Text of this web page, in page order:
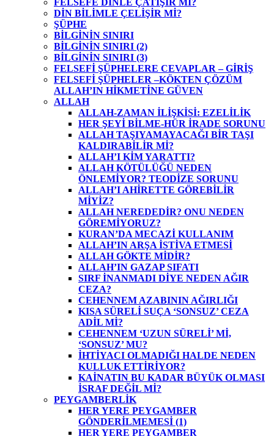
FELSEFE DİNLE ÇATIŞIR MI?
DİN BİLİMLE ÇELİŞİR Mİ?
ŞÜPHE
BİLGİNİN SINIRI
BİLGİNİN SINIRI (2)
BİLGİNİN SINIRI (3)
FELSEFİ ŞÜPHELERE CEVAPLAR – GİRİŞ
FELSEFİ ŞÜPHELER –KÖKTEN ÇÖZÜM
ALLAH’IN HİKMETİNE GÜVEN
ALLAH
ALLAH-ZAMAN İLİŞKİSİ: EZELİLİK
HER ŞEYİ BİLME-HÜR İRADE SORUNU
ALLAH TAŞIYAMAYACAĞI BİR TAŞI
KALDIRABİLİR Mİ?
ALLAH’I KİM YARATTI?
ALLAH KÖTÜLÜĞÜ NEDEN
ÖNLEMİYOR? TEODİZE SORUNU
ALLAH’I AHİRETTE GÖREBİLİR
MİYİZ?
ALLAH NEREDEDİR? ONU NEDEN
GÖREMİYORUZ?
KURAN’DA MECAZİ KULLANIM
ALLAH’IN ARŞA İSTİVA ETMESİ
ALLAH GÖKTE MİDİR?
ALLAH’IN GAZAP SIFATI
SIRF İNANMADI DİYE NEDEN AĞIR
CEZA?
CEHENNEM AZABININ AĞIRLIĞI
KISA SÜRELİ SUÇA ‘SONSUZ’ CEZA
ADİL Mİ?
CEHENNEM ‘UZUN SÜRELİ’ Mİ,
‘SONSUZ’ MU?
İHTİYACI OLMADIĞI HALDE NEDEN
KULLUK ETTİRİYOR?
KAİNATIN BU KADAR BÜYÜK OLMASI
İSRAF DEĞİL Mİ?
PEYGAMBERLİK
HER YERE PEYGAMBER
GÖNDERİLMEMESİ (1)
HER YERE PEYGAMBER